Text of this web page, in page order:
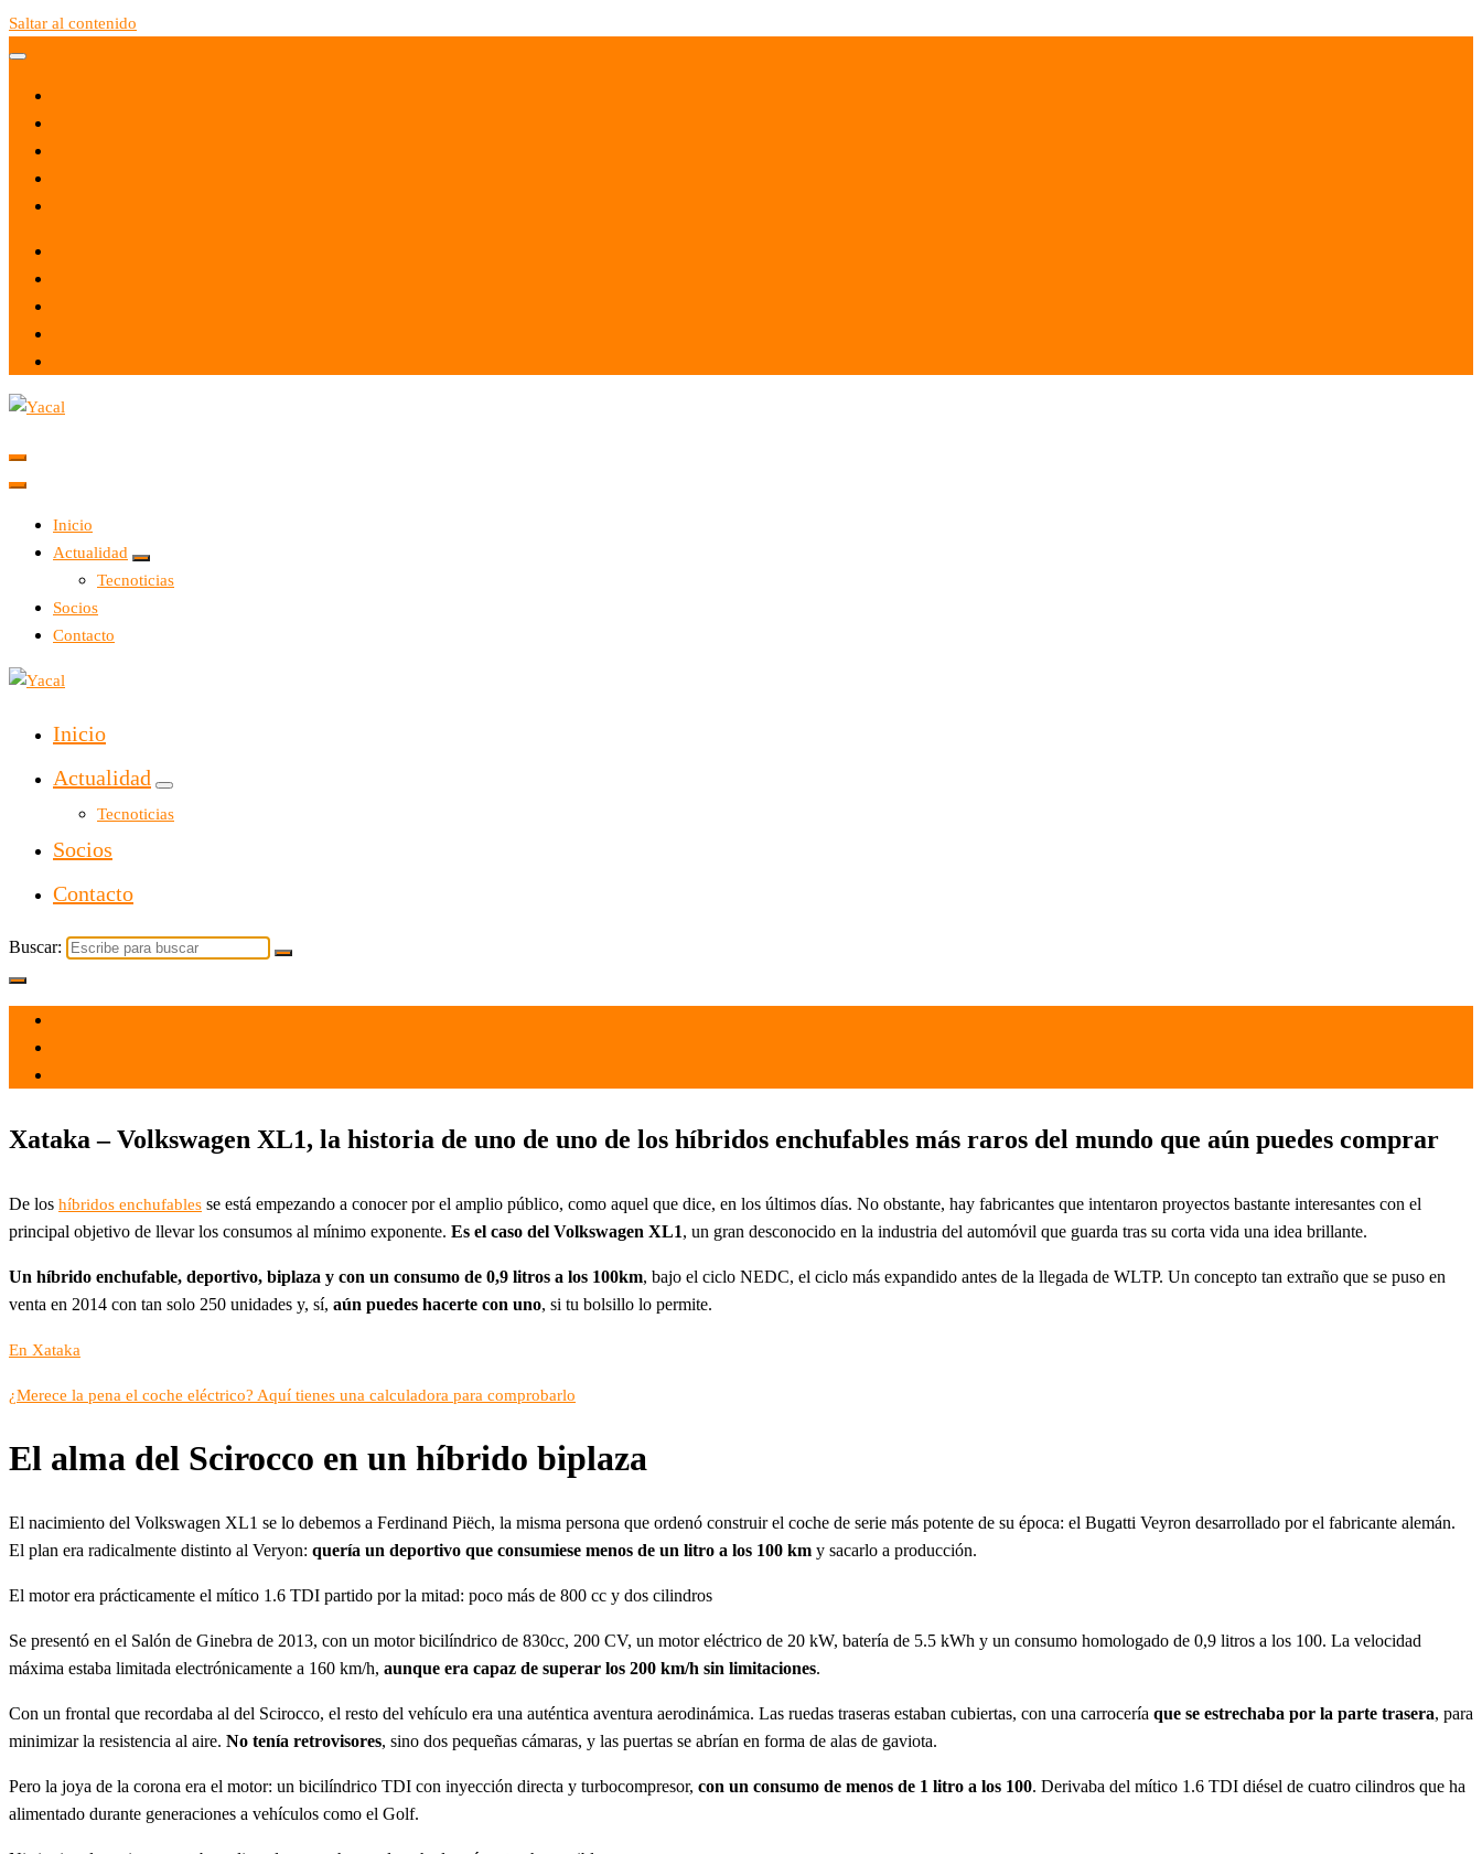
Saltar al contenido
Yacal micro hosting
Inicio
Actualidad
Tecnoticias
Socios
Contacto
Yacal micro hosting
Inicio
Actualidad
Tecnoticias
Socios
Contacto
Buscar:
Xataka – Volkswagen XL1, la historia de uno de uno de los híbridos enchufables más raros del mundo que aún puedes comprar
De los híbridos enchufables se está empezando a conocer por el amplio público, como aquel que dice, en los últimos días. No obstante, hay fabricantes que intentaron proyectos bastante interesantes con el
principal objetivo de llevar los consumos al mínimo exponente. Es el caso del Volkswagen XL1, un gran desconocido en la industria del automóvil que guarda tras su corta vida una idea brillante.
Un híbrido enchufable, deportivo, biplaza y con un consumo de 0,9 litros a los 100km, bajo el ciclo NEDC, el ciclo más expandido antes de la llegada de WLTP. Un concepto tan extraño que se puso en
venta en 2014 con tan solo 250 unidades y, sí, aún puedes hacerte con uno, si tu bolsillo lo permite.
En Xataka
¿Merece la pena el coche eléctrico? Aquí tienes una calculadora para comprobarlo
El alma del Scirocco en un híbrido biplaza
El nacimiento del Volkswagen XL1 se lo debemos a Ferdinand Piëch, la misma persona que ordenó construir el coche de serie más potente de su época: el Bugatti Veyron desarrollado por el fabricante alemán.
El plan era radicalmente distinto al Veryon: quería un deportivo que consumiese menos de un litro a los 100 km y sacarlo a producción.
El motor era prácticamente el mítico 1.6 TDI partido por la mitad: poco más de 800 cc y dos cilindros
Se presentó en el Salón de Ginebra de 2013, con un motor bicilíndrico de 830cc, 200 CV, un motor eléctrico de 20 kW, batería de 5.5 kWh y un consumo homologado de 0,9 litros a los 100. La velocidad
máxima estaba limitada electrónicamente a 160 km/h, aunque era capaz de superar los 200 km/h sin limitaciones.
Con un frontal que recordaba al del Scirocco, el resto del vehículo era una auténtica aventura aerodinámica. Las ruedas traseras estaban cubiertas, con una carrocería que se estrechaba por la parte trasera, para
minimizar la resistencia al aire. No tenía retrovisores, sino dos pequeñas cámaras, y las puertas se abrían en forma de alas de gaviota.
Pero la joya de la corona era el motor: un bicilíndrico TDI con inyección directa y turbocompresor, con un consumo de menos de 1 litro a los 100. Derivaba del mítico 1.6 TDI diésel de cuatro cilindros que ha
alimentado durante generaciones a vehículos como el Golf.